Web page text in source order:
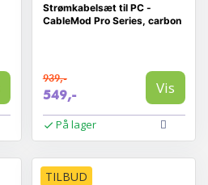
Strømkabelsæt til PC -
CableMod Pro Series, carbon
939,-
549,- Vis
På lager
TILBUD